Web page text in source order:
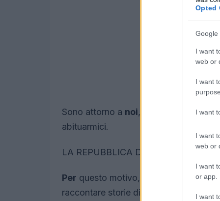
Opted
Google
I want
web or
I want
I want
I want
web or
I want
or app.
I want
Sono attorno a noi, li incontriamo
abituarmici.
LA REPUBBLICA DEGLI INNOVATORI
Per questo motivo, quando mi sono
raccontare storie di